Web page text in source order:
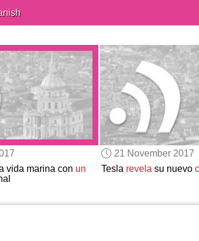
vida marina con un
21 November 2017
Tesla revelasu nuevo